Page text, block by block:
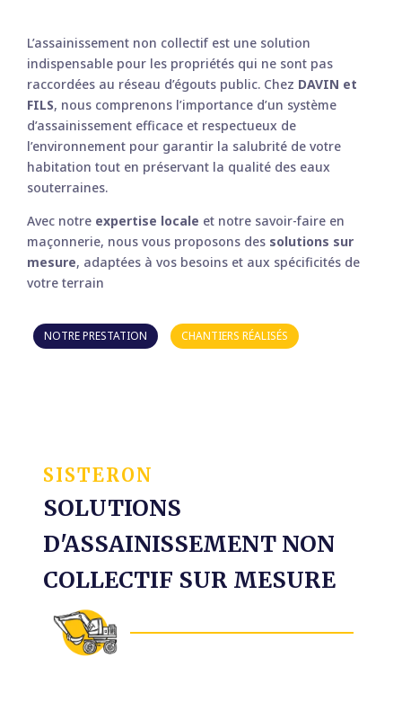
L’assainissement non collectif est une solution
indispensable pour les propriétés qui ne sont pas
raccordées au réseau d’égouts public. Chez DAVIN et
FILS, nous comprenons l’importance d’un système
d’assainissement efficace et respectueux de
l’environnement pour garantir la salubrité de votre
habitation tout en préservant la qualité des eaux
souterraines.
Avec notre expertise locale et notre savoir-faire en
maçonnerie, nous vous proposons des solutions sur
mesure, adaptées à vos besoins et aux spécificités de
votre terrain
NOTRE PRESTATION CHANTIERS RÉALISÉS
SISTERON
SOLUTIONS
D'ASSAINISSEMENT NON
COLLECTIF SUR MESURE